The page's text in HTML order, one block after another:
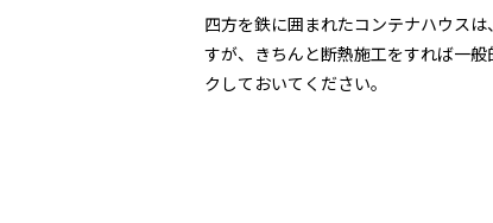
四方を鉄に囲まれたコンテナハウス
すが、きちんと断熱施工をすれば一
クしておいてください。